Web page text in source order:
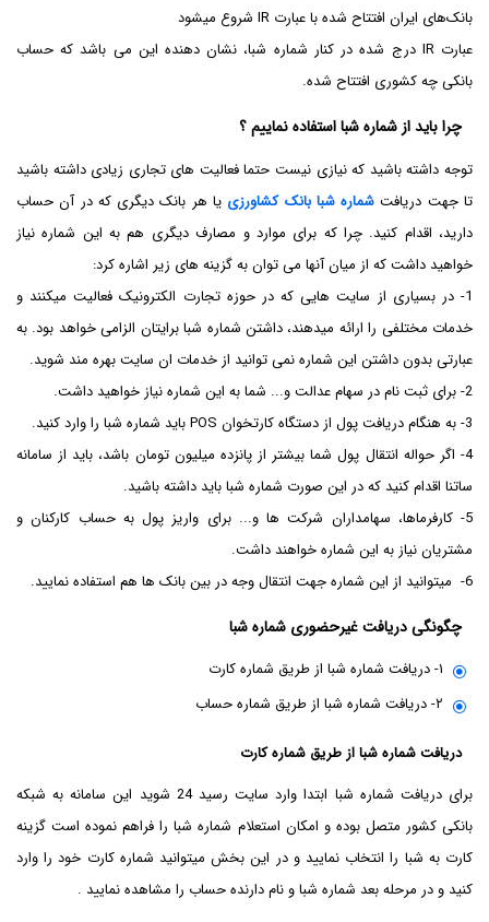
بانک‌های ایران افتتاح شده با عبارت IR شروع میشود
عبارت IR درج شده در کنار شماره شبا، نشان دهنده این می باشد که حساب
بانکی چه کشوری افتتاح شده.
چرا باید از شماره شبا استفاده نماییم ؟
توجه داشته باشید که نیازی نیست حتما فعالیت های تجاری زیادی داشته باشید
تا جهت دریافت شماره شبا بانک کشاورزی یا هر بانک دیگری که در آن حساب
دارید، اقدام کنید. چرا که برای موارد و مصارف دیگری هم به این شماره نیاز
خواهید داشت که از میان آن­ها می توان به گزینه های زیر اشاره کرد:
1- در بسیاری از سایت هایی که در حوزه تجارت الکترونیک فعالیت می­کنند و
خدمات مختلفی را ارائه میدهند، داشتن شماره شبا برایتان الزامی خواهد بود. به
عبارتی بدون داشتن این شماره نمی توانید از خدمات ان سایت بهره مند شوید.
2- برای ثبت نام در سهام عدالت و... شما به این شماره نیاز خواهید داشت.
3- به هنگام دریافت پول از دستگاه کارتخوان POS باید شماره شبا را وارد کنید.
4- اگر حواله انتقال پول شما بیشتر از پانزده میلیون تومان باشد، باید از سامانه
ساتنا اقدام کنید که در این صورت شماره شبا باید داشته باشید.
5- کارفرماها، سهامداران شرکت ها و... برای واریز پول به حساب کارکنان و
مشتریان نیاز به این شماره خواهند داشت.
6- می­توانید از این شماره جهت انتقال وجه در بین بانک ها هم استفاده نمایید.
چگونگی دریافت غیرحضوری شماره شبا
۱- دریافت شماره شبا از طریق شماره کارت
۲- دریافت شماره شبا از طریق شماره حساب
دریافت شماره شبا از طریق شماره کارت
برای دریافت شماره شبا ابتدا وارد سایت رسید 24 شوید این سامانه به شبکه
بانکی کشور متصل بوده و امکان استعلام شماره شبا را فراهم نموده است گزینه
کارت به شبا را انتخاب نمایید و در این بخش میتوانید شماره کارت خود را وارد
کنید و در مرحله بعد شماره شبا و نام دارنده حساب را مشاهده نمایید .